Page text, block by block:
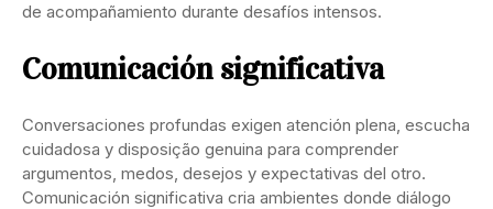
de acompañamiento durante desafíos intensos.
Comunicación significativa
Conversaciones profundas exigen atención plena, escucha
cuidadosa y disposição genuina para comprender
argumentos, medos, desejos y expectativas del otro.
Comunicación significativa cria ambientes donde diálogo